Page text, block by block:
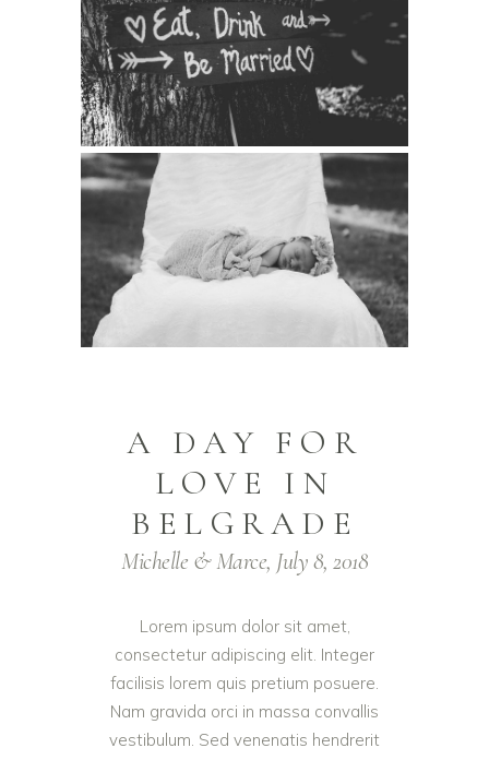
A DAY FOR
LOVE IN
BELGRADE
Michelle & Marce, July 8, 2018
Lorem ipsum dolor sit amet,
consectetur adipiscing elit. Integer
facilisis lorem quis pretium posuere.
Nam gravida orci in massa convallis
vestibulum. Sed venenatis hendrerit